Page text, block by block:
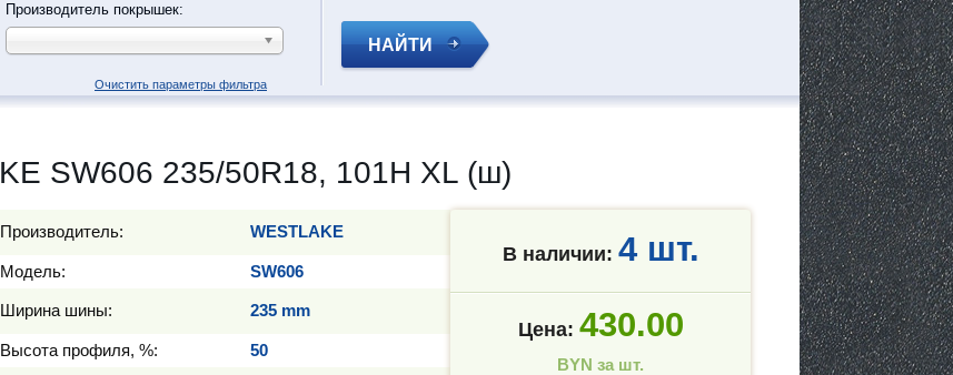
Производитель покрышек:
НАЙТИ
Очистить параметры фильтра
SW606 235/50R18, 101H XL (ш)
Производитель: WESTLAKE
Модель: SW606
Ширина шины: 235 mm
Высота профиля, %: 50
В наличии: 4 шт.
Цена: 430.00
BYN за шт.